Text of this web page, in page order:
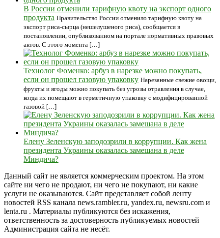
В России отменили тарифную квоту на экспорт одного
продукта Правительство России отменило тарифную квоту на
экспорт риса-сырца (нешелушеного риса), сообщается в
постановлении, опубликованном на портале нормативных правовых
актов. С этого момента […]
Технолог Фоменко: арбуз в нарезке можно покупать,
если он прошел газовую упаковку Нарезанные свежие овощи,
фрукты и ягоды можно покупать без угрозы отравления в случае,
когда их помещают в герметичную упаковку с модифицированной
газовой […]
Елену Зеленскую заподозрили в коррупции. Как жена
президента Украины оказалась замешана в деле
Миндича?
Данный сайт не является коммерческим проектом. На этом
сайте ни чего не продают, ни чего не покупают, ни какие
услуги не оказываются. Сайт представляет собой ленту
новостей RSS канала news.rambler.ru, yandex.ru, newsru.com и
lenta.ru . Материалы публикуются без искажения,
ответственность за достоверность публикуемых новостей
Администрация сайта не несёт.